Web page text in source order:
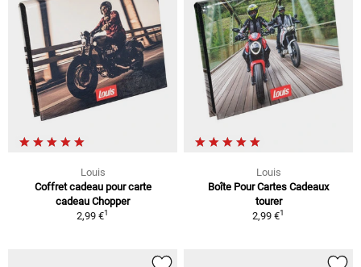
Louis
Coffret cadeau pour carte
cadeau Chopper
2,99 €1
Louis
Boîte Pour Cartes Cadeaux
tourer
2,99 €1